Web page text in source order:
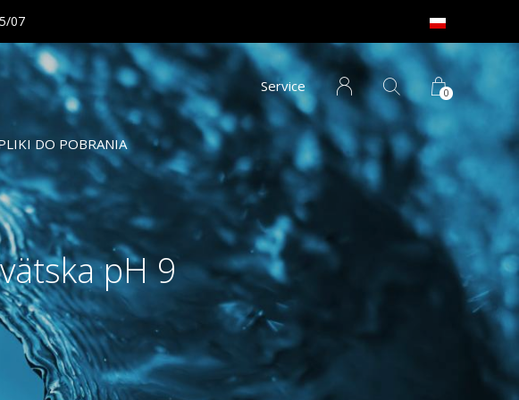
DO POBRANIA
Service 0
07
pH 9